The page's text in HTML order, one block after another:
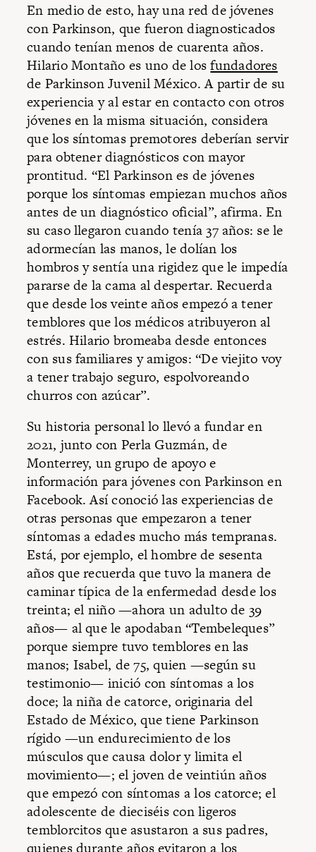
En medio de esto, hay una red de jóvenes
con Parkinson, que fueron diagnosticados
cuando tenían menos de cuarenta años.
Hilario Montaño es uno de losfundadores
de Parkinson Juvenil México. A partir de su
experiencia y al estar en contacto con otros
jóvenes en la misma situación, considera
que los síntomas premotores deberían servir
para obtener diagnósticos con mayor
prontitud. “El Parkinson es de jóvenes
porque los síntomas empiezan muchos años
antes de un diagnóstico oficial”, afirma. En
su caso llegaron cuando tenía 37 años: se le
adormecían las manos, le dolían los
hombros y sentía una rigidez que le impedía
pararse de la cama al despertar. Recuerda
que desde los veinte años empezó a tener
temblores que los médicos atribuyeron al
estrés. Hilario bromeaba desde entonces
con sus familiares y amigos: “De viejito voy
a tener trabajo seguro, espolvoreando
churros con azúcar”.
Su historia personal lo llevó a fundar en
2021, junto con Perla Guzmán, de
Monterrey, un grupo de apoyo e
información para jóvenes con Parkinson en
Facebook. Así conoció las experiencias de
otras personas que empezaron a tener
síntomas a edades mucho más tempranas.
Está, por ejemplo, el hombre de sesenta
años que recuerda que tuvo la manera de
caminar típica de la enfermedad desde los
treinta; el niño —ahora un adulto de 39
años— al que le apodaban “Tembeleques”
porque siempre tuvo temblores en las
manos; Isabel, de 75, quien —según su
testimonio— inició con síntomas a los
doce; la niña de catorce, originaria del
Estado de México, que tiene Parkinson
rígido —un endurecimiento de los
músculos que causa dolor y limita el
movimiento—; el joven de veintiún años
que empezó con síntomas a los catorce; el
adolescente de dieciséis con ligeros
temblorcitos que asustaron a sus padres,
quienes durante años evitaron a los